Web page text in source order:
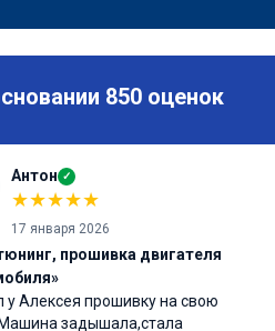
850 оценок
Антон ✓
★★★★★
17 января 2026
прошивка двигателя
у Алексея прошивку на свою
задышала,стала